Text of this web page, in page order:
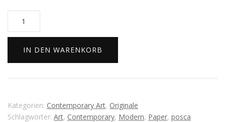
drinks
Menge
IN DEN WARENKORB
Kategorien: Contemporary Art, Originale
Schlagwörter: Art, Contemporary, Modern, Paper, posca